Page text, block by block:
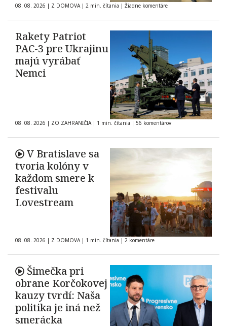
08. 08. 2026 | Z DOMOVA | 2 min. čítania | Žiadne komentáre
Rakety Patriot
PAC-3 pre Ukrajinu
majú vyrábať
Nemci
08. 08. 2026 | ZO ZAHRANIČIA | 1 min. čítania | 56 komentárov
V Bratislave sa
tvoria kolóny v
každom smere k
festivalu
Lovestream
08. 08. 2026 | Z DOMOVA | 1 min. čítania | 2 komentáre
Šimečka pri
obrane Korčokovej
kauzy tvrdí: Naša
politika je iná než
smerácka